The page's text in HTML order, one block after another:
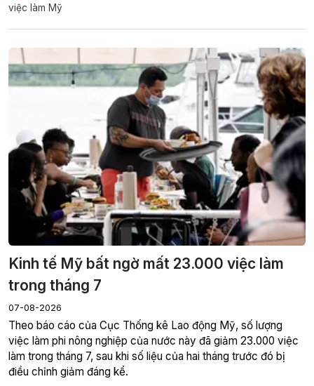
việc làm Mỹ
Kinh tế Mỹ bất ngờ mất 23.000 việc làm
trong tháng 7
07-08-2026
Theo báo cáo của Cục Thống kê Lao động Mỹ, số lượng
việc làm phi nông nghiệp của nước này đã giảm 23.000 việc
làm trong tháng 7, sau khi số liệu của hai tháng trước đó bị
điều chỉnh giảm đáng kể.